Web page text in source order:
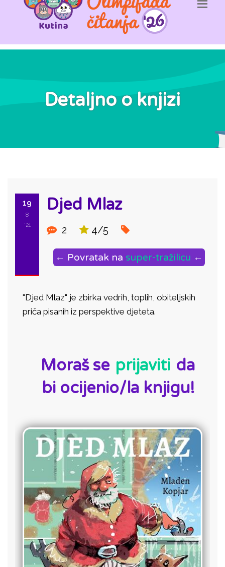
Detaljno o knjizi
19
8
'21
Djed Mlaz
2 4/5
← Povratak na super-tražilicu ←
"Djed Mlaz" je zbirka vedrih, toplih, obiteljskih
priča pisanih iz perspektive djeteta.
Moraš se prijaviti da
bi ocijenio/la knjigu!